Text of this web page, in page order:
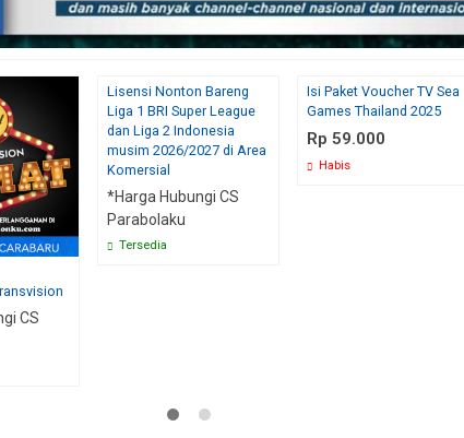
CS
Lisensi Nonton Bareng
Liga 1 BRI Super League
dan Liga 2 Indonesia
musim 2026/2027 di Area
Komersial
*Harga Hubungi CS
Parabolaku
Tersedia
Isi Paket Voucher TV Sea
Games Thailand 2025
Rp 59.000
Habis
pelayanan
WAWAN ARIANTO- PANDAN
Isi Paket Transvision NUSANTARA HD
di Skymedia Parabolaku selalu. Belum
ada niat mau ke tempat yang lain
(5/5)